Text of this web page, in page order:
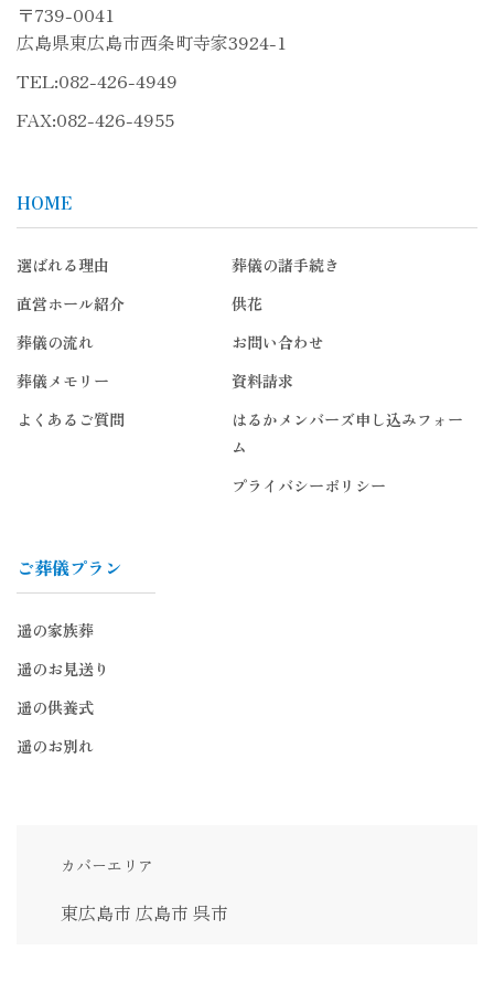
〒739-0041
広島県東広島市西条町寺家3924-1
TEL:082-426-4949
FAX:082-426-4955
HOME
選ばれる理由
直営ホール紹介
葬儀の流れ
葬儀メモリー
よくあるご質問
葬儀の諸手続き
供花
お問い合わせ
資料請求
はるかメンバーズ申し込みフォー
ム
プライバシーポリシー
ご葬儀プラン
遥の家族葬
遥のお見送り
遥の供養式
遥のお別れ
カバーエリア
東広島市 広島市 呉市